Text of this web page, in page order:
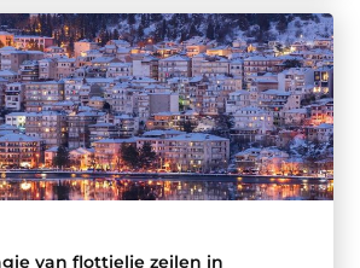
van flottielje zeilen in